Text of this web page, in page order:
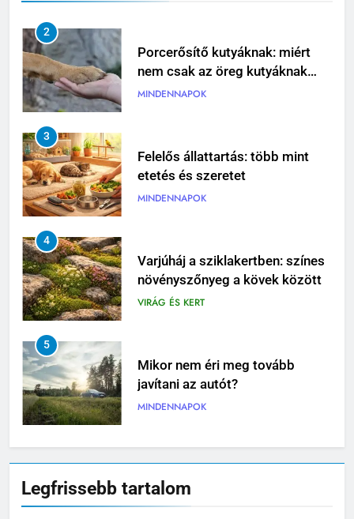
2
Porcerősítő kutyáknak: miért
nem csak az öreg kutyáknak
fontos?
MINDENNAPOK
3
Felelős állattartás: több mint
etetés és szeretet
MINDENNAPOK
4
Varjúháj a sziklakertben: színes
növényszőnyeg a kövek között
VIRÁG ÉS KERT
5
Mikor nem éri meg tovább
javítani az autót?
MINDENNAPOK
6
pizzaélmény egyik legfontosabb
eleme
MINDENNAPOK
Legfrissebb tartalom